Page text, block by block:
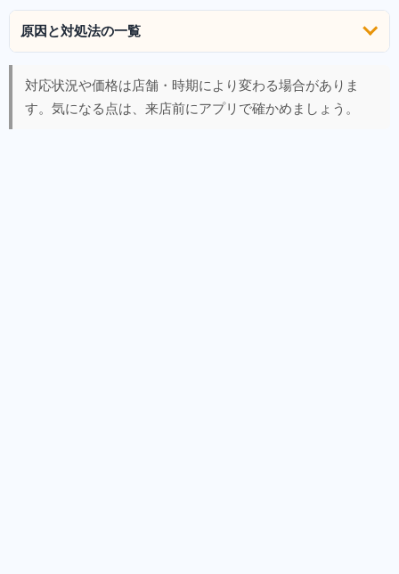
原因と対処法の一覧
対応状況や価格は店舗・時期により変わる場合がありま
す。気になる点は、来店前にアプリで確かめましょう。